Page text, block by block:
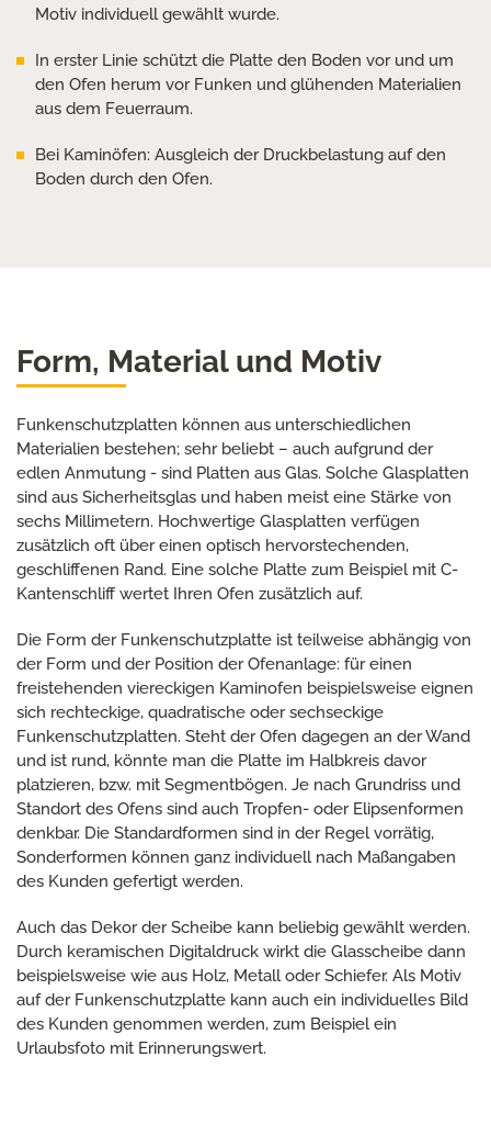
Motiv individuell gewählt wurde.
In erster Linie schützt die Platte den Boden vor und um
den Ofen herum vor Funken und glühenden Materialien
aus dem Feuerraum.
Bei Kaminöfen: Ausgleich der Druckbelastung auf den
Boden durch den Ofen.
Form, Material und Motiv
Funkenschutzplatten können aus unterschiedlichen
Materialien bestehen; sehr beliebt – auch aufgrund der
edlen Anmutung - sind Platten aus Glas. Solche Glasplatten
sind aus Sicherheitsglas und haben meist eine Stärke von
sechs Millimetern. Hochwertige Glasplatten verfügen
zusätzlich oft über einen optisch hervorstechenden,
geschliffenen Rand. Eine solche Platte zum Beispiel mit C-
Kantenschliff wertet Ihren Ofen zusätzlich auf.
Die Form der Funkenschutzplatte ist teilweise abhängig von
der Form und der Position der Ofenanlage: für einen
freistehenden viereckigen Kaminofen beispielsweise eignen
sich rechteckige, quadratische oder sechseckige
Funkenschutzplatten. Steht der Ofen dagegen an der Wand
und ist rund, könnte man die Platte im Halbkreis davor
platzieren, bzw. mit Segmentbögen. Je nach Grundriss und
Standort des Ofens sind auch Tropfen- oder Elipsenformen
denkbar. Die Standardformen sind in der Regel vorrätig,
Sonderformen können ganz individuell nach Maßangaben
des Kunden gefertigt werden.
Auch das Dekor der Scheibe kann beliebig gewählt werden.
Durch keramischen Digitaldruck wirkt die Glasscheibe dann
beispielsweise wie aus Holz, Metall oder Schiefer. Als Motiv
auf der Funkenschutzplatte kann auch ein individuelles Bild
des Kunden genommen werden, zum Beispiel ein
Urlaubsfoto mit Erinnerungswert.